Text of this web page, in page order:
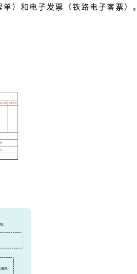
）和电子发票（铁路电子客票）。